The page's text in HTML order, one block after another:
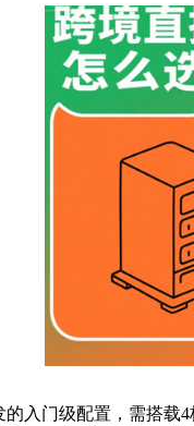
的入门级配置，需搭载4